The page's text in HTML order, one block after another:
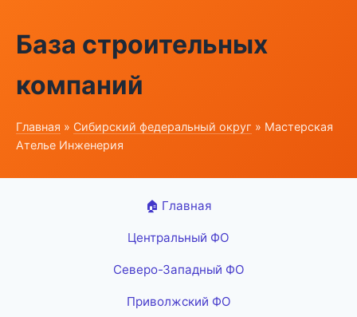
База строительных
компаний
Главная » Сибирский федеральный округ » Мастерская
Ателье Инженерия
🏠 Главная
Центральный ФО
Северо-Западный ФО
Приволжский ФО